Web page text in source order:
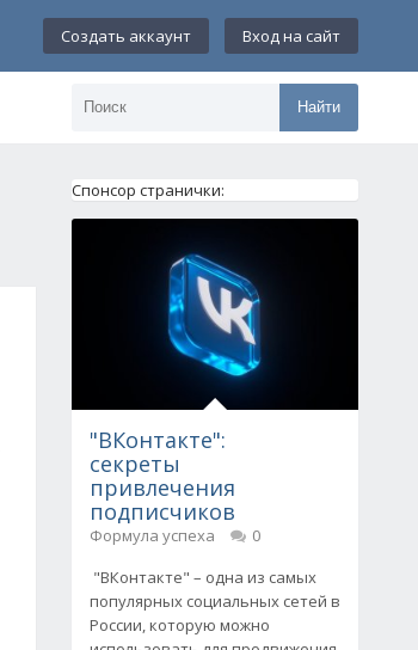
Создать аккаунт Вход на сайт
Найти
Спонсор странички:
"ВКонтакте":
секреты
привлечения
подписчиков
Формула успеха
0
"ВКонтакте" – одна из самых
популярных социальных сетей в
России, которую можно